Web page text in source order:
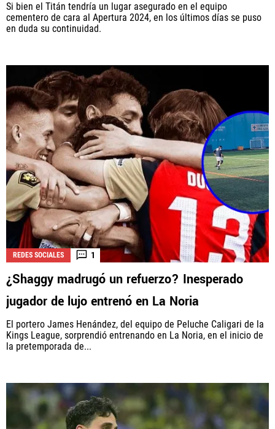
Si bien el Titán tendría un lugar asegurado en el equipo
cementero de cara al Apertura 2024, en los últimos días se puso
en duda su continuidad.
REDES SOCIALES 1
¿Shaggy madrugó un refuerzo? Inesperado
jugador de lujo entrenó en La Noria
El portero James Henández, del equipo de Peluche Caligari de la
Kings League, sorprendió entrenando en La Noria, en el inicio de
la pretemporada de...